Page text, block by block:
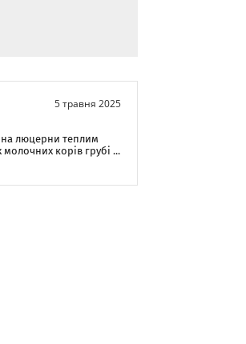
5 травня 2025
люцерни теплим
корів грубі ...